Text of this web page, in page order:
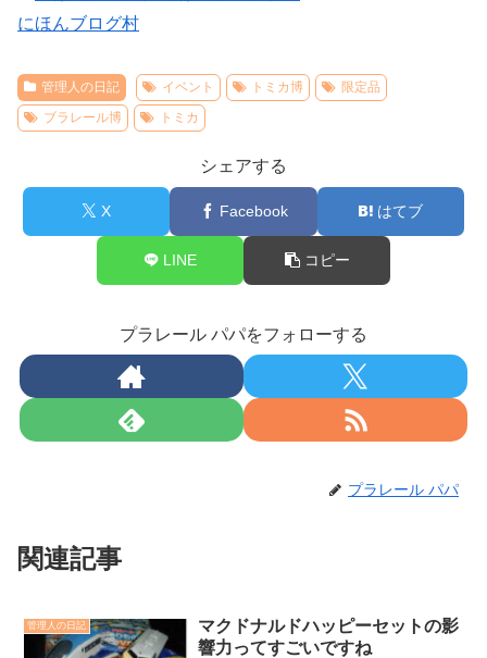
にほんブログ村
管理人の日記 イベント トミカ博
限定品
ブラレール博
トミカ
シェアする
X Facebook はてブ
LINE コピー
プラレール パパをフォローする
プラレール パパ
関連記事
管理人の日記
マクドナルドハッピーセットの影
響力ってすごいですね